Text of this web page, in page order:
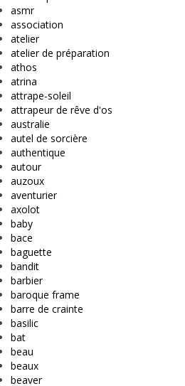
asmr
association
atelier
atelier de préparation
athos
atrina
attrape-soleil
attrapeur de rêve d'os
australie
autel de sorcière
authentique
autour
auzoux
aventurier
axolot
baby
bace
baguette
bandit
barbier
baroque frame
barre de crainte
basilic
bat
beau
beaux
beaver